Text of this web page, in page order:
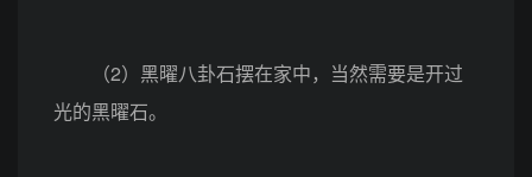
（2）黑曜八卦石摆在家中，当然需要是开过
光的黑曜石。